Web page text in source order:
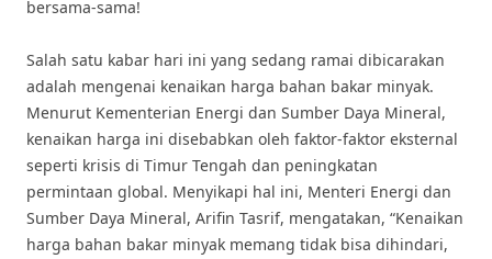
bersama-sama!
Salah satu kabar hari ini yang sedang ramai dibicarakan
adalah mengenai kenaikan harga bahan bakar minyak.
Menurut Kementerian Energi dan Sumber Daya Mineral,
kenaikan harga ini disebabkan oleh faktor-faktor eksternal
seperti krisis di Timur Tengah dan peningkatan
permintaan global. Menyikapi hal ini, Menteri Energi dan
Sumber Daya Mineral, Arifin Tasrif, mengatakan, “Kenaikan
harga bahan bakar minyak memang tidak bisa dihindari,